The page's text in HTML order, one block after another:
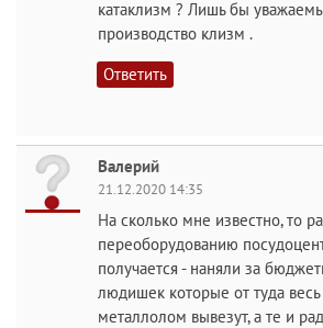
катаклизм ? Лишь бы
производство клизм .
Ответить
Валерий
21.12.2020 14:35
На сколько мне известно, то
переоборудованию
получается - наняли за
людишек которые от туда
металлолом вывезут, а те и